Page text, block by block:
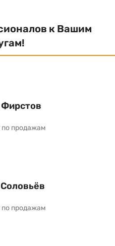
к Вашим
Фирстов
продажам
продажам